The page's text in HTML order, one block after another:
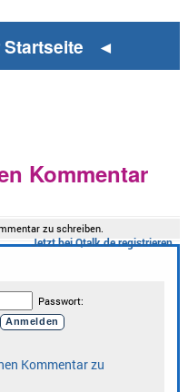
◄
Kommentar